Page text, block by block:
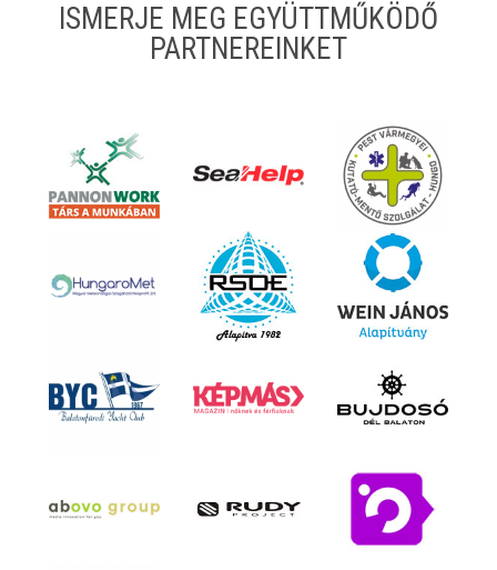
ISMERJE MEG EGYÜTTMŰKÖDŐ
PARTNEREINKET